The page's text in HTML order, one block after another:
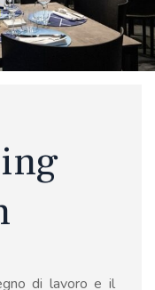
di lavoro e il